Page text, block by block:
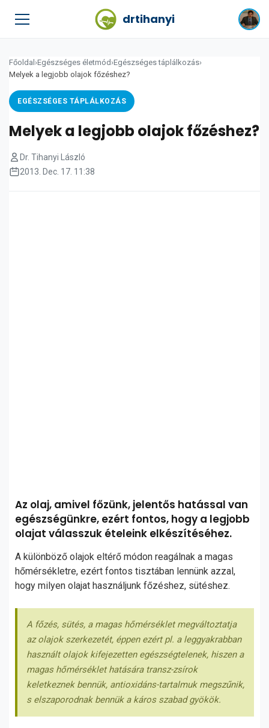
drtihanyi
Főoldal ›Egészséges életmód ›Egészséges táplálkozás›
Melyek a legjobb olajok főzéshez?
EGÉSZSÉGES TÁPLÁLKOZÁS
Melyek a legjobb olajok főzéshez?
Dr. Tihanyi László
2013. Dec. 17. 11:38
Az olaj, amivel főzünk, jelentős hatással van
egészségünkre, ezért fontos, hogy a legjobb
olajat válasszuk ételeink elkészítéséhez.
A különböző olajok eltérő módon reagálnak a magas
hőmérsékletre, ezért fontos tisztában lennünk azzal,
hogy milyen olajat használjunk főzéshez, sütéshez.
A főzés, sütés, a magas hőmérséklet megváltoztatja
az olajok szerkezetét, éppen ezért pl. a leggyakrabban
használt olajok kifejezetten egészségtelenek, hiszen a
magas hőmérséklet hatására transz-zsírok
keletkeznek bennük, antioxidáns-tartalmuk megszűnik,
s elszaporodnak bennük a káros szabad gyökök.